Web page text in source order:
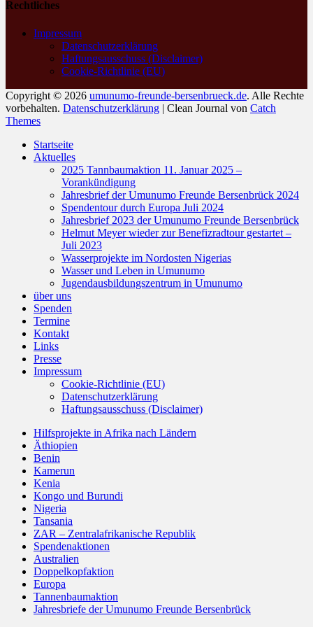
Rechtliches
Impressum
Datenschutzerklärung
Haftungsausschuss (Disclaimer)
Cookie-Richtlinie (EU)
Copyright © 2026 umunumo-freunde-bersenbrueck.de. Alle Rechte
vorbehalten. Datenschutzerklärung | Clean Journal von Catch
Themes
oben
scrollen
Startseite
Aktuelles
2025 Tannbaumaktion 11. Januar 2025 –
Vorankündigung
Jahresbrief der Umunumo Freunde Bersenbrück 2024
Spendentour durch Europa Juli 2024
Jahresbrief 2023 der Umunumo Freunde Bersenbrück
Helmut Meyer wieder zur Benefizradtour gestartet –
Juli 2023
Wasserprojekte im Nordosten Nigerias
Wasser und Leben in Umunumo
Jugendausbildungszentrum in Umunumo
über uns
Spenden
Termine
Kontakt
Links
Presse
Impressum
Cookie-Richtlinie (EU)
Datenschutzerklärung
Haftungsausschuss (Disclaimer)
Hilfsprojekte in Afrika nach Ländern
Äthiopien
Benin
Kamerun
Kenia
Kongo und Burundi
Nigeria
Tansania
ZAR – Zentralafrikanische Republik
Spendenaktionen
Australien
Doppelkopfaktion
Europa
Tannenbaumaktion
Jahresbriefe der Umunumo Freunde Bersenbrück